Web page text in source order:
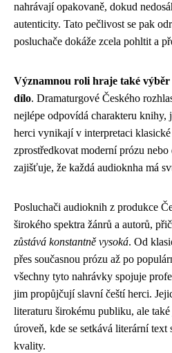
nahrávají opakovaně, dokud
autenticity. Tato pečlivost se pak
posluchače dokáže zcela pohltit a
Významnou roli hraje také
dílo. Dramaturgové Českého
nejlépe odpovídá charakteru knihy,
herci vynikají v interpretaci
zprostředkovat moderní prózu
zajišťuje, že každá audioknha má
Posluchači audioknih z produkce
širokého spektra žánrů a autorů,
zůstává konstantně vysoká. Od
přes současnou prózu až po
všechny tyto nahrávky spojuje
jim propůjčují slavní čeští herci.
literaturu širokému publiku, ale
úroveň, kde se setkává literární
kvality.